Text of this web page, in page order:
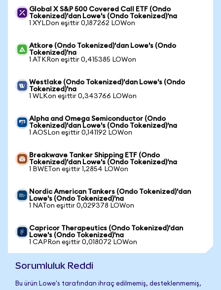
Global X S&P 500 Covered Call ETF (Ondo
Tokenized)'dan Lowe's (Ondo Tokenized)'na
1 XYLDon eşittir 0,187262 LOWon
Atkore (Ondo Tokenized)'dan Lowe's (Ondo
Tokenized)'na
1 ATKRon eşittir 0,415385 LOWon
Westlake (Ondo Tokenized)'dan Lowe's (Ondo
Tokenized)'na
1 WLKon eşittir 0,343766 LOWon
Alpha and Omega Semiconductor (Ondo
Tokenized)'dan Lowe's (Ondo Tokenized)'na
1 AOSLon eşittir 0,141192 LOWon
Breakwave Tanker Shipping ETF (Ondo
Tokenized)'dan Lowe's (Ondo Tokenized)'na
1 BWETon eşittir 1,2854 LOWon
Nordic American Tankers (Ondo Tokenized)'dan
Lowe's (Ondo Tokenized)'na
1 NATon eşittir 0,029378 LOWon
Capricor Therapeutics (Ondo Tokenized)'dan
Lowe's (Ondo Tokenized)'na
1 CAPRon eşittir 0,018072 LOWon
Sorumluluk Reddi
Bu ürün Lowe's tarafından ihraç edilmemiş, desteklenmemiş,